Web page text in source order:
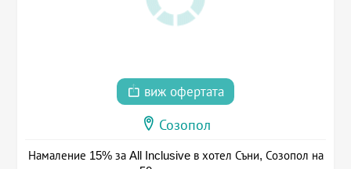
виж офертата
Созопол
Намаление 15% за All Inclusive в хотел Съни, Созопол на